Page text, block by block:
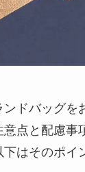
ドバッグを
意点と配慮事
はそのポイ